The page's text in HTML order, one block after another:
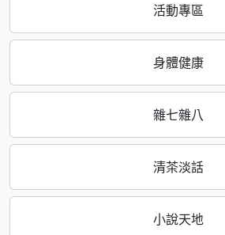
活動專區
身體健康
雜七雜八
清茶淡話
小說天地